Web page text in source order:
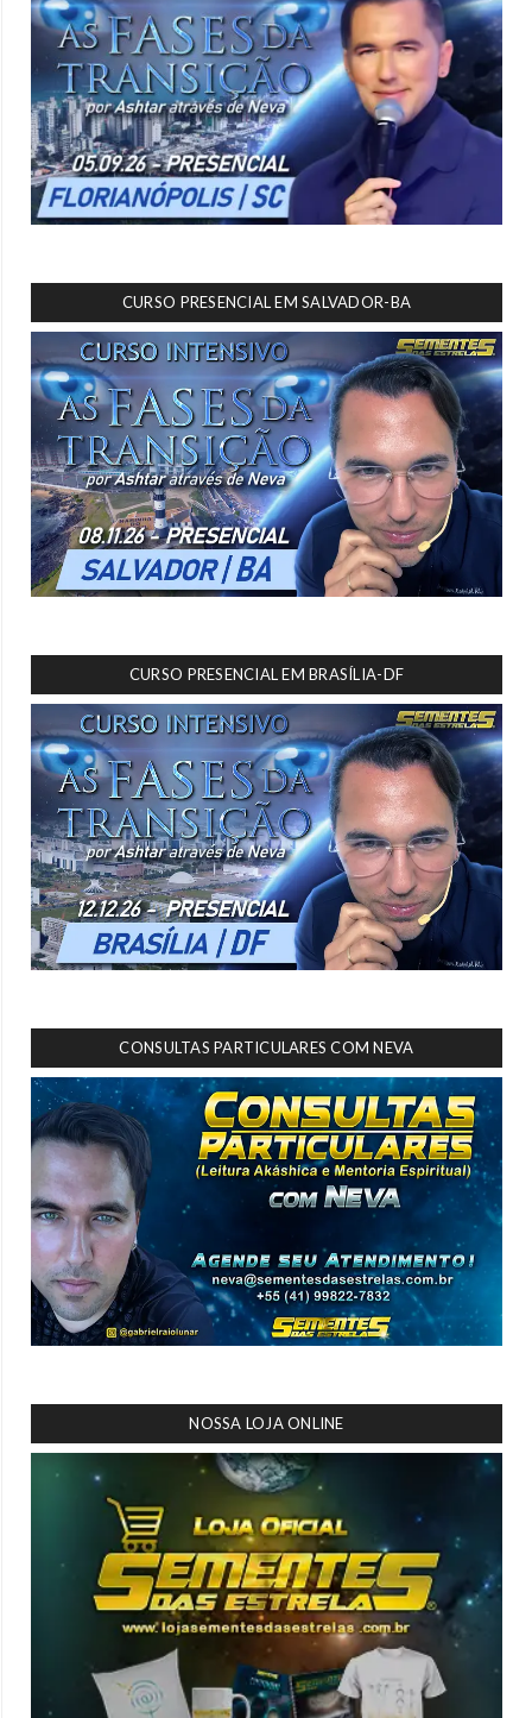
CURSO PRESENCIAL EM SALVADOR-BA
CURSO PRESENCIAL EM BRASÍLIA-DF
CONSULTAS PARTICULARES COM NEVA
NOSSA LOJA ONLINE